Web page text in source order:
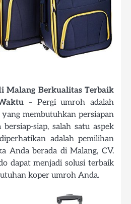
Malang Berkualitas Terbaik
– Pergi umroh adalah
membutuhkan persiapan
siap, salah satu aspek
adalah pemilihan
Anda berada di Malang, CV.
dapat menjadi solusi terbaik
koper umroh Anda.